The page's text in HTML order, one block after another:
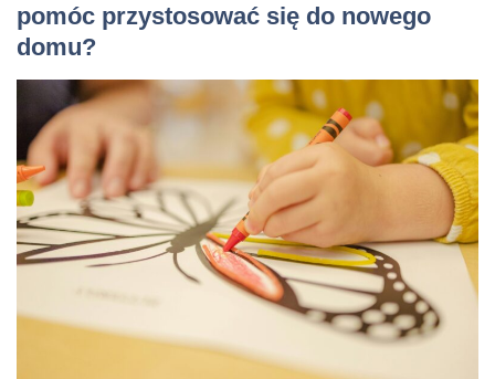
pomóc przystosować się do nowego
domu?